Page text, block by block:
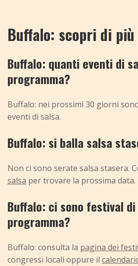
Buffalo: scopri di
Buffalo: quanti eventi di
programma?
Buffalo: nei prossimi 30 giorni
eventi di salsa.
Buffalo: si balla salsa
Non ci sono serate salsa stasera.
salsa per trovare la prossima data.
Buffalo: ci sono festival
programma?
Buffalo: consulta la pagina dei
congressi locali oppure il